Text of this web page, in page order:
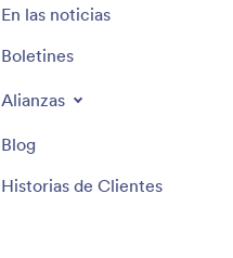
En las noticias
Boletines
Alianzas
Blog
Historias de Clientes